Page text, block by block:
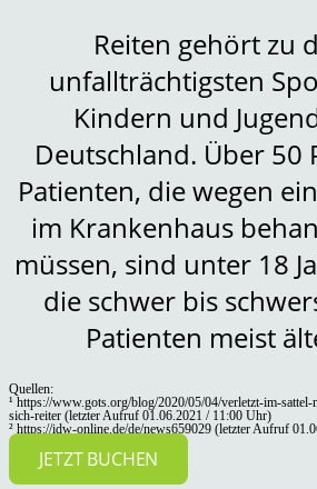
Reiten gehört zu
unfallträchtigsten
Kindern und
Deutschland. Über 50
Patienten, die wegen
im Krankenhaus
müssen, sind unter 18
die schwer bis
Patienten meist
Quellen:
¹ https://www.gots.org/blog/2020/05/04/verletzt-im-sattel-
sich-reiter (letzter Aufruf 01.06.2021 / 11:00 Uhr)
² https://idw-online.de/de/news659029 (letzter Aufruf
JETZT BUCHEN